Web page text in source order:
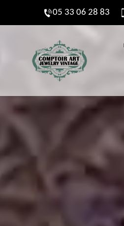
05 33 06 28 83